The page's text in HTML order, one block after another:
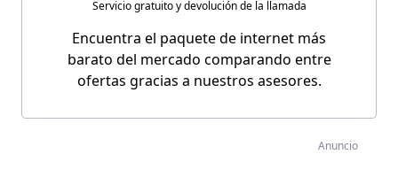
Servicio gratuito y devolución de la llamada
Encuentra el paquete de internet más
barato del mercado comparando entre
ofertas gracias a nuestros asesores.
Anuncio